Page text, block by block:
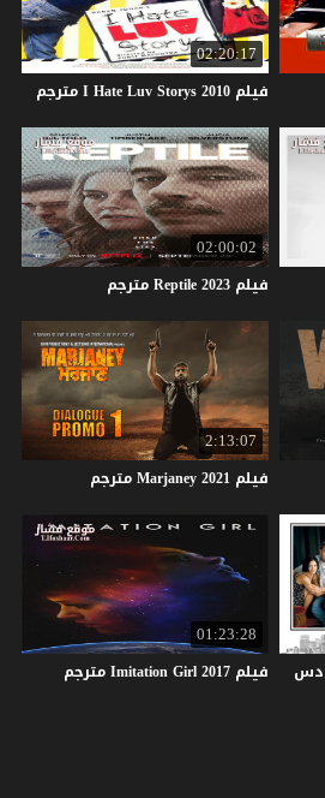
02:20:17
فيلم IHateLuvStorys2010 مترجم
02:00:02
فيلم Reptile2023 مترجم
2:13:07
فيلم Marjaney2021 مترجم
01:23:28
فيلم ImitationGirl2017 مترجم